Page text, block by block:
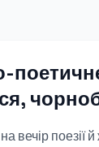
вечір поезії й